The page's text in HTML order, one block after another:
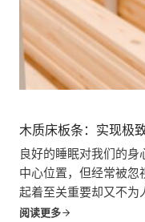
木质床板条：实现极
良好的睡眠对我们的
中心位置，但经常被
起着至关重要却又不为
以极大地影响睡眠的舒
阅读更多